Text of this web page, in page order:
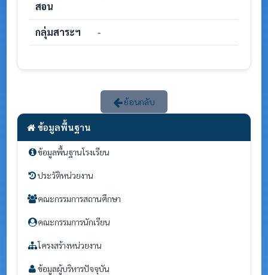
ข้อมูลพื้นฐาน
ข้อมูลพื้นฐานโรงเรียน
ประวัติหน่วยงาน
คณะกรรมการสถานศึกษา
คณะกรรมการนักเรียน
โครงสร้างหน่วยงาน
ข้อมูลผู้บริหารปัจจุบัน
สอน
กลุ่มสาระฯ -
ย้อนกลับ